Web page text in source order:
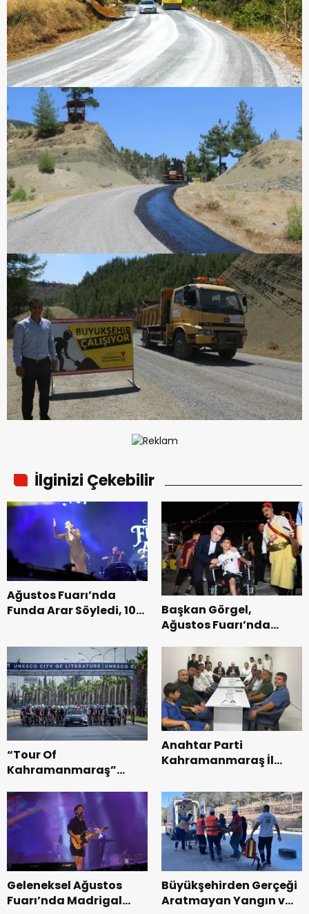
İlginizi Çekebilir
Ağustos Fuarı’nda
Funda Arar Söyledi, 100
Başkan Görgel,
Ağustos Fuarı’nda
Vatandaşlarla
Buluştu.
“Tour Of
Kahramanmaraş”
Bisikleti Turnuvası
Tamamlandı.
Anahtar Parti
Kahramanmaraş İl
Teşkilatı ile buluştu.
Geleneksel Ağustos
Fuarı’nda Madrigal
Büyükşehirden Gerçeği
Aratmayan Yangın ve